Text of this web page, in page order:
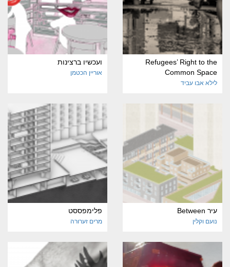
Refugees’ Right to the
Common Space
לילא אבו עביד
ועכשיו ברצינות
אוריין הכטמן
עיר Between
נועם וקלין
פלימפססט
מרים זערורה